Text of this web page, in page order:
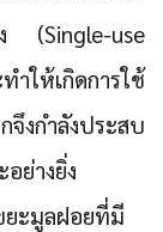
ง (Single-use
ให้เกิดการใช้
งกำลังประสบ
ย่างยิ่ง
ะมูลฝอยที่มี